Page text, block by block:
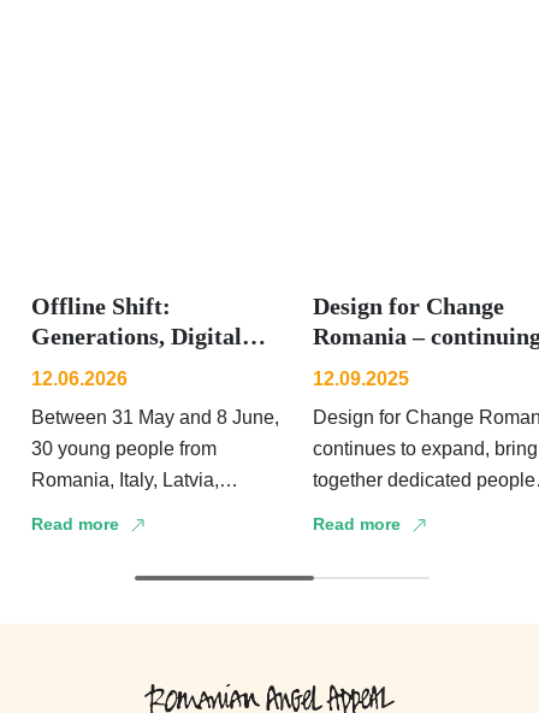
Offline Shift:
Generations, Digital
Life and the Things
12.06.2026
Between 31 May and 8 June,
30 young people from
Romania, Italy, Latvia,
generations relate to
Read more
Design for Change
Romania –
to grow and
12.09.2025
Design for Change
continues to expand,
together dedicated people
adolescents both in
Read more